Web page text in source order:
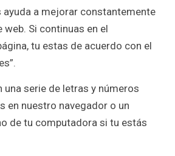
ayuda a mejorar constantemente
web. Si continuas en el
tu estas de acuerdo con el
una serie de letras y números
en nuestro navegador o un
de tu computadora si tu estás